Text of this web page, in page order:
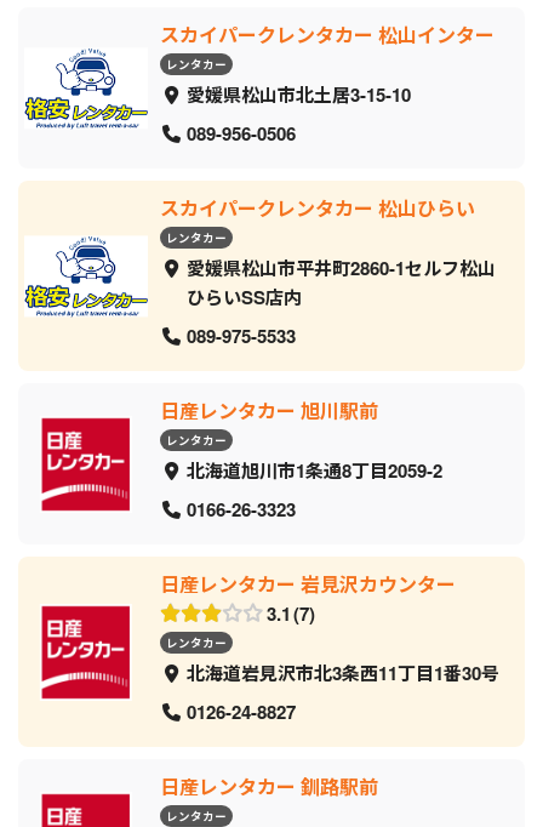
スカイパークレンタカー 松山インター
レンタカー
愛媛県松山市北土居3-15-10
089-956-0506
スカイパークレンタカー 松山ひらい
レンタカー
愛媛県松山市平井町2860-1セルフ松山
ひらいSS店内
089-975-5533
日産レンタカー 旭川駅前
レンタカー
北海道旭川市1条通8丁目2059‐2
0166-26-3323
日産レンタカー 岩見沢カウンター
3.1 7
レンタカー
北海道岩見沢市北3条西11丁目1番30号
0126-24-8827
日産レンタカー 釧路駅前
レンタカー